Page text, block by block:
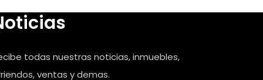
todas nuestras noticias, inmuebles,
ventas y demas.